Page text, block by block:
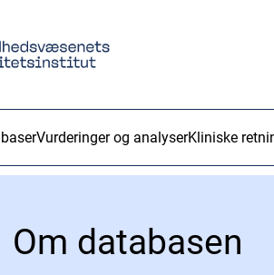
Vurderinger og analyserKliniske
Om databasen